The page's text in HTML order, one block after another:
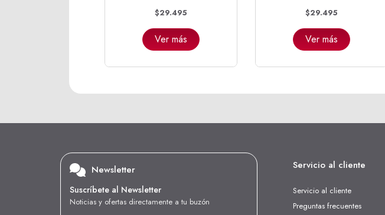
$29.495
Ver más
$29.495
Ver más
Newsletter
Suscríbete al Newsletter
Noticias y ofertas directamente a tu buzón
Servicio al cliente
Servicio al cliente
Preguntas frecuentes